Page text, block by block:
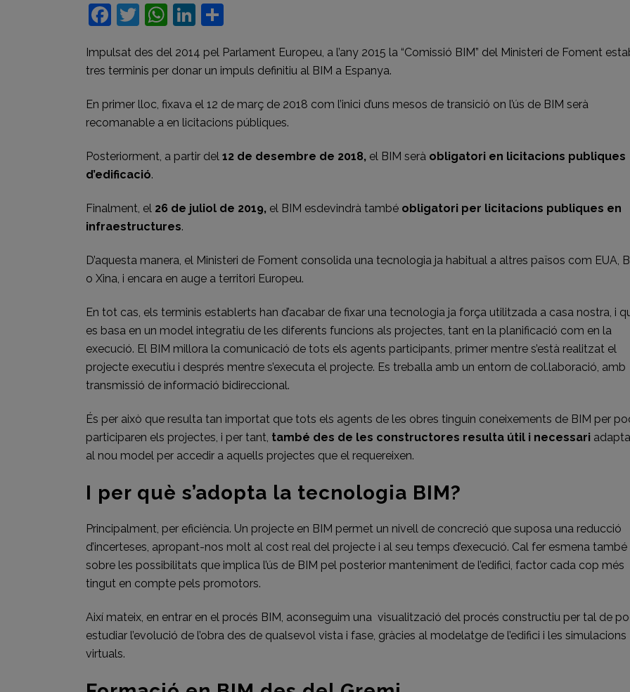
Facebook
Twitter
WhatsApp
LinkedIn
Impulsat des del 2014 pel Parlament Europeu, a l’any 2015 la “Comissió BIM” del Ministeri de Foment
tres terminis per donar un impuls definitiu al BIM a Espanya.
En primer lloc, fixava el 12 de març de 2018 com l’inici d’uns mesos de transició on l’ús de BIM serà
recomanable a en licitacions públiques.
Posteriorment, a partir del 12 de desembre de 2018, el BIM serà obligatori en licitacions publiques
d’edificació.
Finalment, el 26 de juliol de 2019, el BIM esdevindrà també obligatori per licitacions publiques en
infraestructures.
D’aquesta manera, el Ministeri de Foment consolida una tecnologia ja habitual a altres països com EUA,
o Xina, i encara en auge a territori Europeu.
En tot cas, els terminis establerts han d’acabar de fixar una tecnologia ja força utilitzada a casa nostra, i
es basa en un model integratiu de les diferents funcions als projectes, tant en la planificació com en la
execució. El BIM millora la comunicació de tots els agents participants, primer mentre s’està realitzat el
projecte executiu i després mentre s’executa el projecte. Es treballa amb un entorn de col.laboració, amb
transmissió de informació bidireccional.
És per això que resulta tan importat que tots els agents de les obres tinguin coneixements de BIM per
participaren els projectes, i per tant, també des de les constructores resulta útil i necessari
al nou model per accedir a aquells projectes que el requereixen.
I per què s’adopta la tecnologia BIM?
Principalment, per eficiència. Un projecte en BIM permet un nivell de concreció que suposa una reducció
d’incerteses, apropant-nos molt al cost real del projecte i al seu temps d’execució. Cal fer esmena també
sobre les possibilitats que implica l’ús de BIM pel posterior manteniment de l’edifici, factor cada cop més
tingut en compte pels promotors.
Així mateix, en entrar en el procés BIM, aconseguim una visualització del procés constructiu per tal de
estudiar l’evolució de l’obra des de qualsevol vista i fase, gràcies al modelatge de l’edifici i les simulacions
virtuals.